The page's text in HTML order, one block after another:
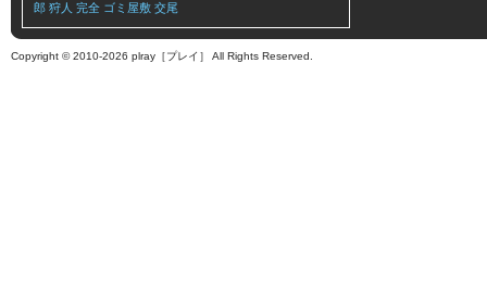
郎 狩人 完全 ゴミ屋敷 交尾
Copyright © 2010-2026 plray［プレイ］ All Rights Reserved.